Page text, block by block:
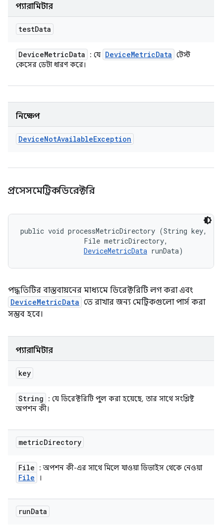
প্যারামিটার
testData
DeviceMetricData : যে DeviceMetricData টেস্ট
কেসের ডেটা ধারণ করে।
নিক্ষেপ
DeviceNotAvailableException
প্রসেসমেট্রিকডিরেক্টরি
public void processMetricDirectory (String key,
                File metricDirectory,
DeviceMetricData runData)
পদ্ধতিটির বাস্তবায়নের মাধ্যমে ডিরেক্টরিটি লগ করা এবং
DeviceMetricData তে রাখার জন্য মেট্রিকগুলো পার্স করা
সম্ভব হবে।
প্যারামিটার
key
String
: যে ডিরেক্টরিটি পুল করা হয়েছে, তার সাথে সংশ্লিষ্ট
অপশন কী।
metricDirectory
File : অপশন কী-এর সাথে মিলে যাওয়া ডিভাইস থেকে নেওয়া
File ।
runData